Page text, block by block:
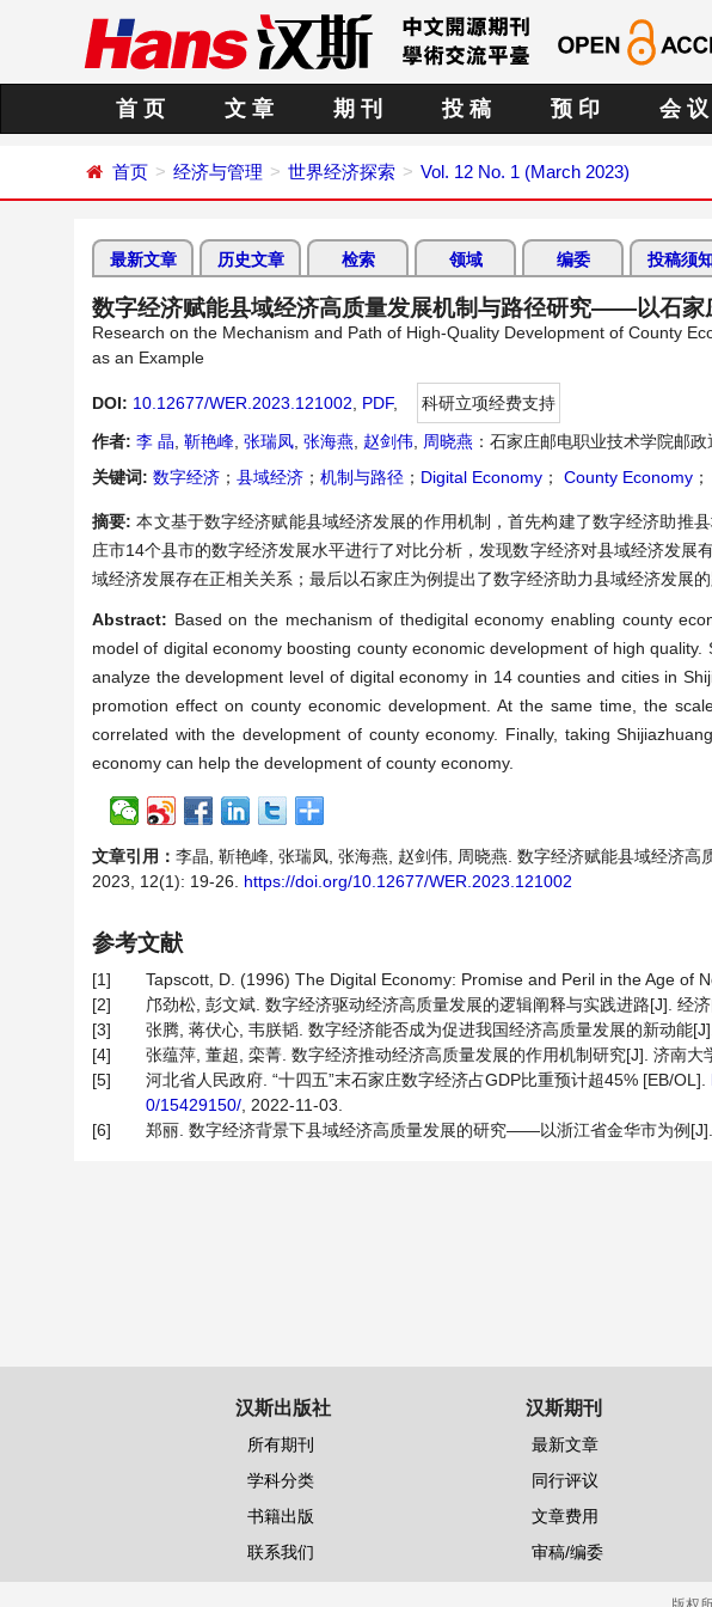
首 页 文 章 期 刊 投 稿 预 印 会 议
首页 经济与管理 世界经济探索 Vol. 12 No. 1 (March 2023)
最新文章 历史文章 检索 领域 编委 投稿须
数字经济赋能县域经济高质量发展机制与路径研究——以石家
Research on the Mechanism and Path of High-Quality Development of County
as an Example
DOI: 10.12677/WER.2023.121002 PDF,
科研立项经费支持
作者: 李 晶 靳艳峰 张瑞凤 张海燕 赵剑伟 周晓燕 ：石家庄邮电职业技术学院邮
关键词: 数字经济 ； 县域经济 ； 机制与路径 ； Digital Economy ； County Economy ；
摘要:本文基于数字经济赋能县域经济发展的作用机制，首先构建了数字经济助推
庄市14个县市的数字经济发展水平进行了对比分析，发现数字经济对县域经济发
域经济发展存在正相关关系；最后以石家庄为例提出了数字经济助力县域经济发展的
Abstract: Based on the mechanism of thedigital economy enabling county
model of digital economy boosting county economic development of high
analyze the development level of digital economy in 14 counties and cities in
promotion effect on county economic development. At the same time, the
correlated with the development of county economy. Finally, taking
economy can help the development of county economy.
文章引用： 李晶, 靳艳峰, 张瑞凤, 张海燕, 赵剑伟, 周晓燕. 数字经济赋能县域经济
2023, 12(1): 19-26. https://doi.org/10.12677/WER.2023.121002
参考文献
[1]
Tapscott, D. (1996) The Digital Economy: Promise and Peril in the Age of
[2]
邝劲松, 彭文斌. 数字经济驱动经济高质量发展的逻辑阐释与实践进路[J]. 经
[3]
张腾, 蒋伏心, 韦朕韬. 数字经济能否成为促进我国经济高质量发展的新动能
[4]
张蕴萍, 董超, 栾菁. 数字经济推动经济高质量发展的作用机制研究[J]. 济南
[5]
河北省人民政府. “十四五”末石家庄数字经济占GDP比重预计超45% [EB/OL].
0/15429150/ , 2022-11-03.
[6]
郑丽. 数字经济背景下县域经济高质量发展的研究——以浙江省金华市为例
汉斯出版社
所有期刊
学科分类
书籍出版
联系我们
汉斯期刊
最新文章
同行评议
文章费用
审稿/编委